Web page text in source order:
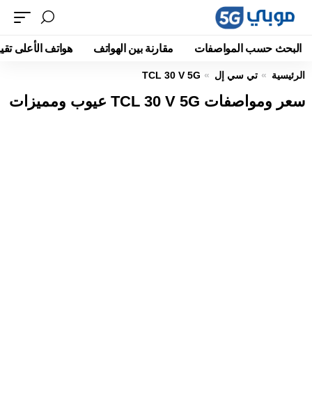
البحث حسب المواصفات مقارنة بين الهواتف هواتف الأعلى
الرئيسية تي سي إل TCL 30 V 5G
سعر ومواصفات TCL 30 V 5G عيوب ومميزات